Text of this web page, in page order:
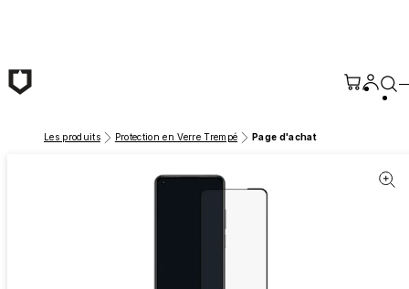
Les produits Protection en Verre Trempé Page d'achat